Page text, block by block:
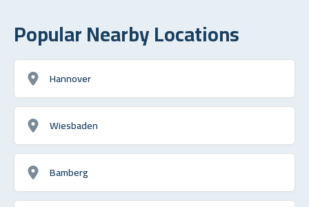
Popular Nearby Locations
Hannover
Wiesbaden
Bamberg